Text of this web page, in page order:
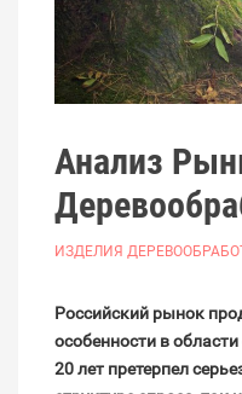
Анализ
ИЗДЕЛИЯ
Российский рынок
особенности в
20 лет претерпел